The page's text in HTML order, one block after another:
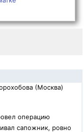
(Москва)
операцию
сапожник, ровно